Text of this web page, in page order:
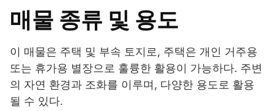
매물 종류 및 용도
이 매물은 주택 및 부속 토지로, 주택은 개인 거주용
또는 휴가용 별장으로 훌륭한 활용이 가능하다. 주변
의 자연 환경과 조화를 이루며, 다양한 용도로 활용
될 수 있다.